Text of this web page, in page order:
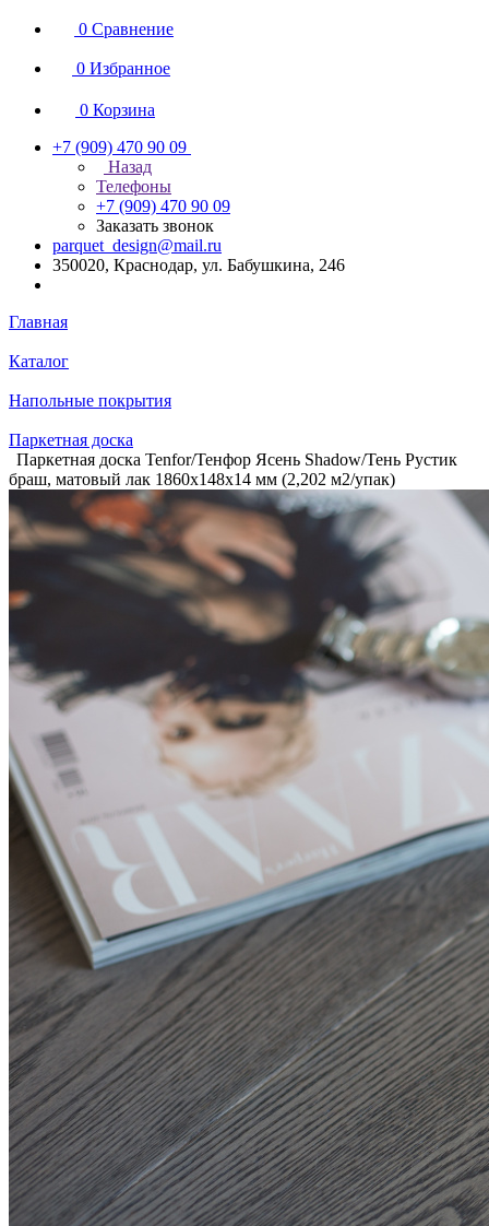
0 Сравнение
0 Избранное
0 Корзина
+7 (909) 470 90 09
Назад
Телефоны
+7 (909) 470 90 09
Заказать звонок
parquet_design@mail.ru
350020, Краснодар, ул. Бабушкина, 246
Главная
Каталог
Напольные покрытия
Паркетная доска
Паркетная доска Tenfor/Тенфор Ясень Shadow/Тень Рустик
браш, матовый лак 1860х148х14 мм (2,202 м2/упак)